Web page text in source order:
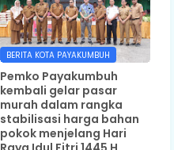
BERITA KOTA PAYAKUMBUH
Pemko Payakumbuh
kembali gelar pasar
murah dalam rangka
stabilisasi harga bahan
pokok menjelang Hari